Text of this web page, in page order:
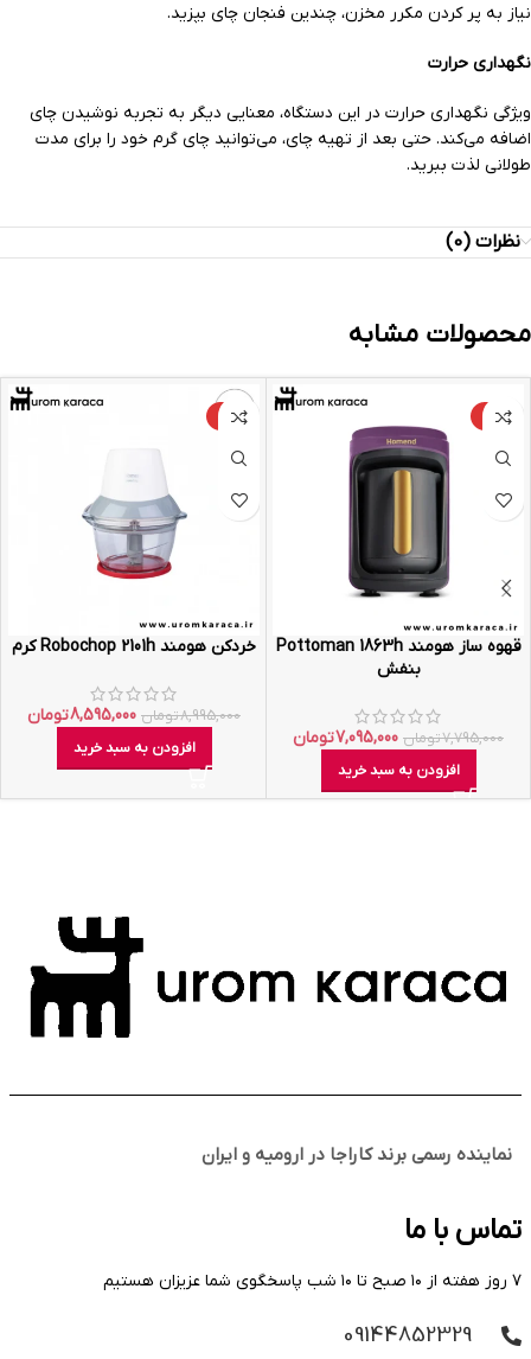
نیاز به پر کردن مکرر مخزن، چندین فنجان چای بپزید.
نگهداری حرارت
ویژگی نگهداری حرارت در این دستگاه، معنایی دیگر به تجربه نوشیدن چای
اضافه می‌کند. حتی بعد از تهیه چای، می‌توانید چای گرم خود را برای مدت
طولانی لذت ببرید.
نظرات (0)
محصولات مشابه
-9%
قهوه ساز هومند Pottoman 1863h
بنفش
7,795,000تومان 7,095,000تومان
افزودن به سبد خرید
-4%
خردکن هومند Robochop 2101h کرم
8,995,000تومان 8,595,000تومان
افزودن به سبد خرید
نماینده رسمی برند کاراجا در ارومیه و ایران
تماس با ما
۷ روز هفته از ۱۰ صبح تا ۱۰ شب پاسخگوی شما عزیزان هستیم
09144852329